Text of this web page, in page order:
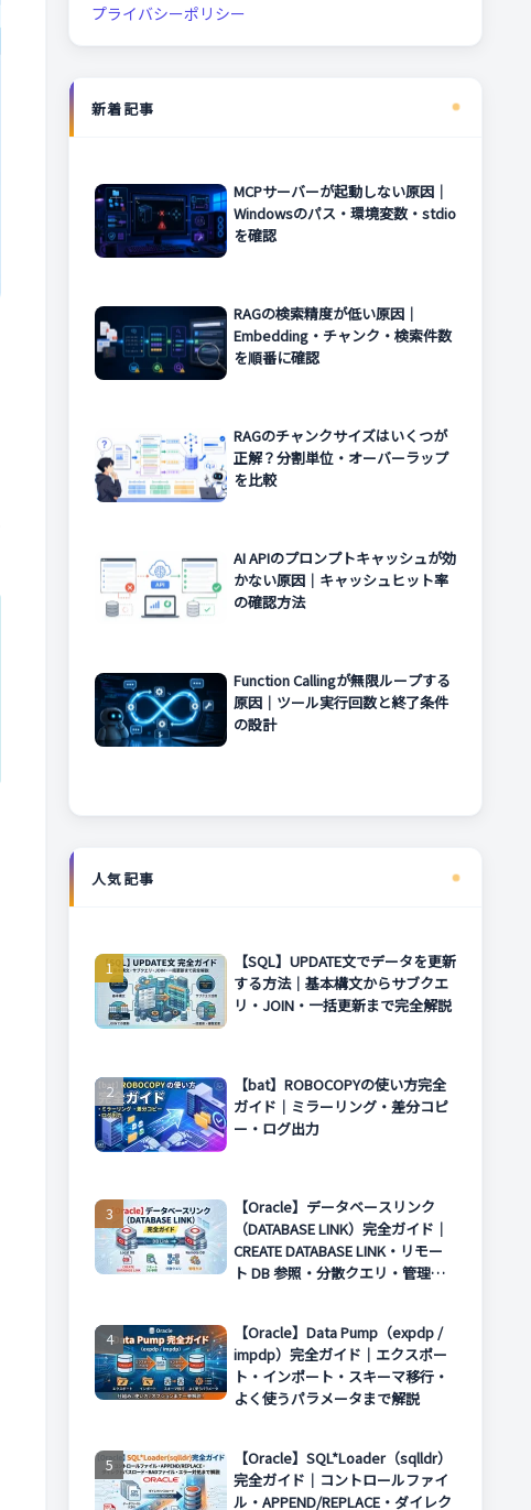
プライバシーポリシー
新着記事
MCPサーバーが起動しない原因｜
Windowsのパス・環境変数・stdio
を確認
RAGの検索精度が低い原因｜
Embedding・チャンク・検索件数
を順番に確認
RAGのチャンクサイズはいくつが
正解？分割単位・オーバーラップ
を比較
AI APIのプロンプトキャッシュが効
かない原因｜キャッシュヒット率
の確認方法
Function Callingが無限ループする
原因｜ツール実行回数と終了条件
の設計
人気記事
【SQL】UPDATE文でデータを更新
する方法｜基本構文からサブクエ
リ・JOIN・一括更新まで完全解説
【bat】ROBOCOPYの使い方完全
ガイド｜ミラーリング・差分コピ
ー・ログ出力
【Oracle】データベースリンク
（DATABASE LINK）完全ガイド｜
CREATE DATABASE LINK・リモー
ト DB 参照・分散クエリ・管理方
【Oracle】Data Pump（expdp /
impdp）完全ガイド｜エクスポー
ト・インポート・スキーマ移行・
よく使うパラメータまで解説
【Oracle】SQL*Loader（sqlldr）
完全ガイド｜コントロールファイ
ル・APPEND/REPLACE・ダイレク